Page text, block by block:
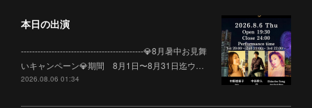
本日の出演
--------------------------------------------💎8月暑中お見舞
いキャンペーン💎期間 8月1日〜8月31日迄ウ…
2026.08.06 01:34